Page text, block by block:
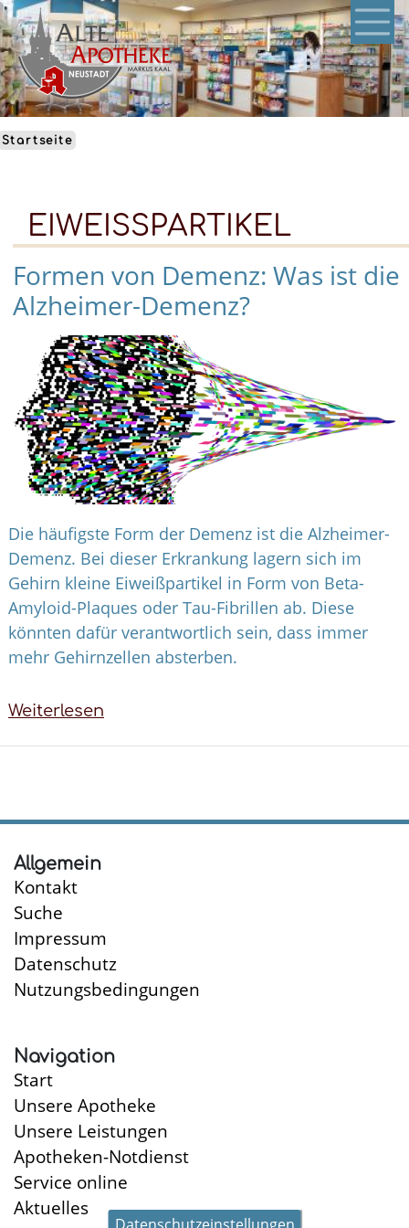
Direkt
zum
Inhalt
Startseite
EIWEISSPARTIKEL
Formen von Demenz: Was ist die
Alzheimer-Demenz?
Die häufigste Form der Demenz ist die Alzheimer-
Demenz. Bei dieser Erkrankung lagern sich im
Gehirn kleine Eiweißpartikel in Form von Beta-
Amyloid-Plaques oder Tau-Fibrillen ab. Diese
könnten dafür verantwortlich sein, dass immer
mehr Gehirnzellen absterben.
Weiterlesen
Allgemein
Kontakt
Suche
Impressum
Datenschutz
Nutzungsbedingungen
Navigation
Start
Unsere Apotheke
Unsere Leistungen
Apotheken-Notdienst
Service online
Aktuelles